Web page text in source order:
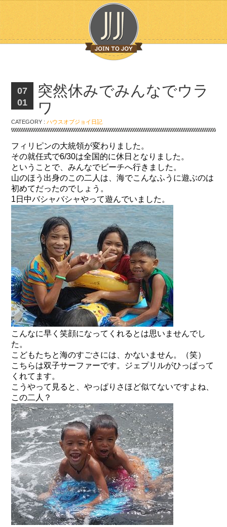
07
01
突然休みでみんなでウラ
ワ
CATEGORY :ハウスオブジョイ日記
フィリピンの大統領が変わりました。
その就任式で6/30は全国的に休日となりました。
ということで、みんなでビーチへ行きました。
山のほう出身のこの二人は、海でこんなふうに遊ぶのは
初めてだったのでしょう。
1日中バシャバシャやって遊んでいました。
こんなに早く笑顔になってくれるとは思いませんでし
た。
こどもたちと海のすごさには、かないません。（笑）
こちらは双子サーファーです。ジェプリルがひっぱって
くれてます。
こうやって見ると、やっぱりさほど似てないですよね、
この二人？